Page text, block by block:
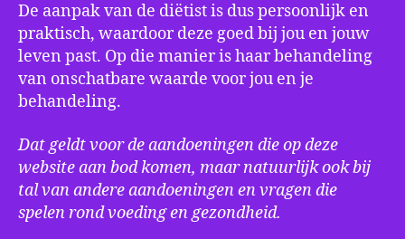
De aanpak van de diëtist is dus persoonlijk en
praktisch, waardoor deze goed bij jou en jouw
leven past. Op die manier is haar behandeling
van onschatbare waarde voor jou en je
behandeling.
Dat geldt voor de aandoeningen die op deze
website aan bod komen, maar natuurlijk ook bij
tal van andere aandoeningen en vragen die
spelen rond voeding en gezondheid.